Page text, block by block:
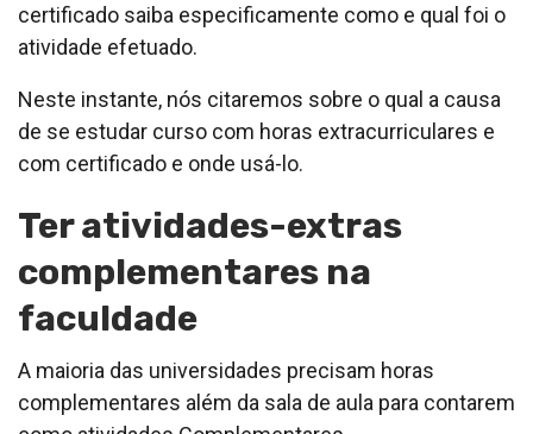
certificado saiba especificamente como e qual foi o
atividade efetuado.
Neste instante, nós citaremos sobre o qual a causa
de se estudar curso com horas extracurriculares e
com certificado e onde usá-lo.
Ter atividades-extras
complementares na
faculdade
A maioria das universidades precisam horas
complementares além da sala de aula para contarem